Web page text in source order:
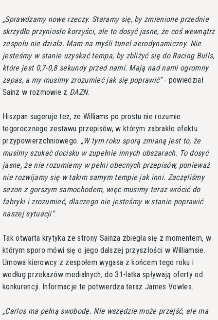
Sprawdzamy nowe rzeczy. Staramy się, by zmienione przednie
skrzydło przyniosło korzyści, ale to dosyć jasne, że coś wewnątrz
zespołu nie działa. Mam na myśli tunel aerodynamiczny. Nie
jesteśmy w stanie uzyskać tempa, by zbliżyć się do Racing Bulls,
które jest 0,7-0,8 sekundy przed nami. Mają nad nami ogromny
zapas, a my musimy zrozumieć jak się poprawić - powiedział
Sainz w rozmowie z DAZN.
Hiszpan sugeruje też, że Williams po prostu nie rozumie
tegorocznego zestawu przepisów, w którym zabrakło efektu
przypowierzchniowego.
W tym roku sporą zmianą jest to, że
musimy szukać docisku w zupełnie innych obszarach. To dosyć
jasne, że nie rozumiemy w pełni obecnych przepisów, ponieważ
nie rozwijamy się w takim samym tempie jak inni. Zaczęliśmy
sezon z gorszym samochodem, więc musimy teraz wrócić do
fabryki i zrozumieć, dlaczego nie jesteśmy w stanie poprawić
naszej sytuacji .
Tak otwarta krytyka ze strony Sainza zbiegła się z momentem, w
którym sporo mówi się o jego dalszej przyszłości w Williamsie.
Umowa kierowcy z zespołem wygasa z końcem tego roku i
według przekazów medialnych, do 31-latka spływają oferty od
konkurencji. Informacje te potwierdza teraz James Vowles.
Carlos ma pełną swobodę. Nie wszędzie może przejść, ale ma